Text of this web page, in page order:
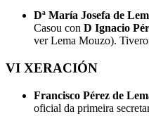
Dª María Josefa de
Casou con D Ignacio
ver Lema Mouzo).
VI XERACIÓN
Francisco Pérez de
oficial da primeira